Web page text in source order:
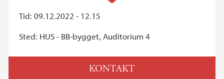
Tid: 09.12.2022 - 12.15
Sted: HUS - BB-bygget, Auditorium 4
KONTAKT